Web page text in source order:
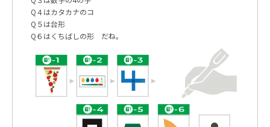
Q４はカタカナのコ
Q５は台形
Q６はくちばしの形 だね。